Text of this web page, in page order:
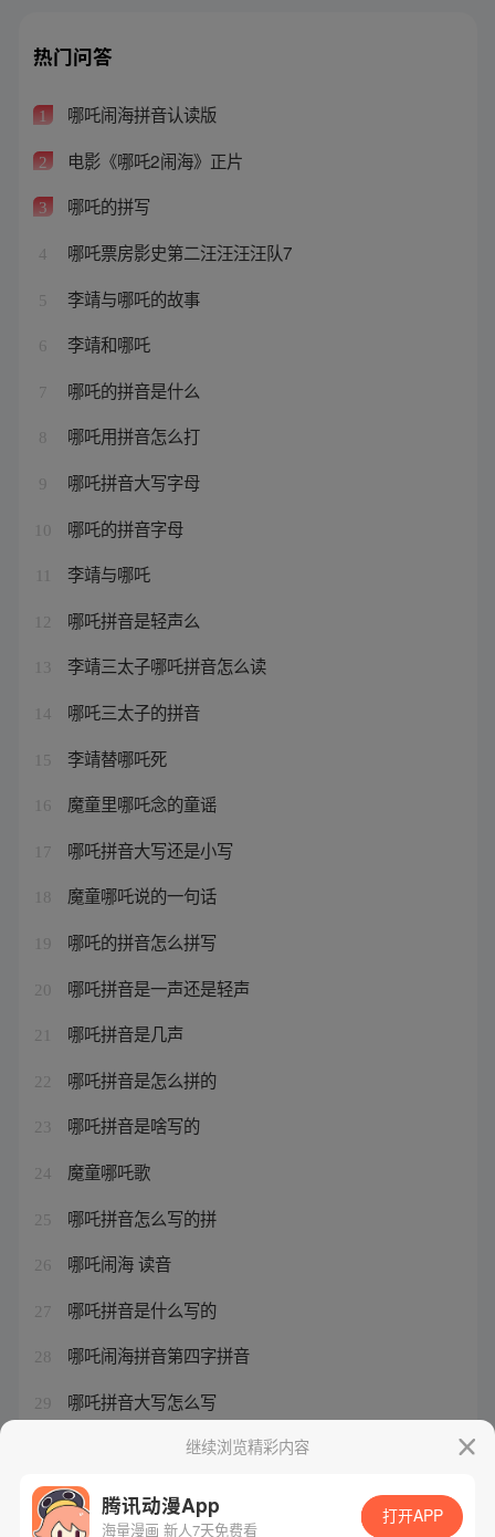
热门问答
1 哪吒闹海拼音认读版
2 电影《哪吒2闹海》正片
3 哪吒的拼写
4 哪吒票房影史第二汪汪汪汪队7
5 李靖与哪吒的故事
6 李靖和哪吒
7 哪吒的拼音是什么
8 哪吒用拼音怎么打
9 哪吒拼音大写字母
10 哪吒的拼音字母
李靖与哪吒
12 哪吒拼音是轻声么
13 李靖三太子哪吒拼音怎么读
14 哪吒三太子的拼音
15 李靖替哪吒死
16 魔童里哪吒念的童谣
17 哪吒拼音大写还是小写
18 魔童哪吒说的一句话
19 哪吒的拼音怎么拼写
20 哪吒拼音是一声还是轻声
21 哪吒拼音是几声
22 哪吒拼音是怎么拼的
23 哪吒拼音是啥写的
24 魔童哪吒歌
25 哪吒拼音怎么写的拼
26 哪吒闹海 读音
27 哪吒拼音是什么写的
28 哪吒闹海拼音第四字拼音
29 哪吒拼音大写怎么写
《哪吒2 魔童闹海》定档继续浏览精彩内容
腾讯动漫App
海量漫画 新人7天免费看
打开APP